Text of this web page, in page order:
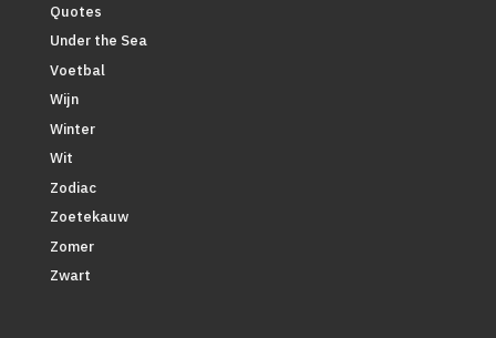
Quotes
Under the Sea
Voetbal
Wijn
Winter
Wit
Zodiac
Zoetekauw
Zomer
Zwart